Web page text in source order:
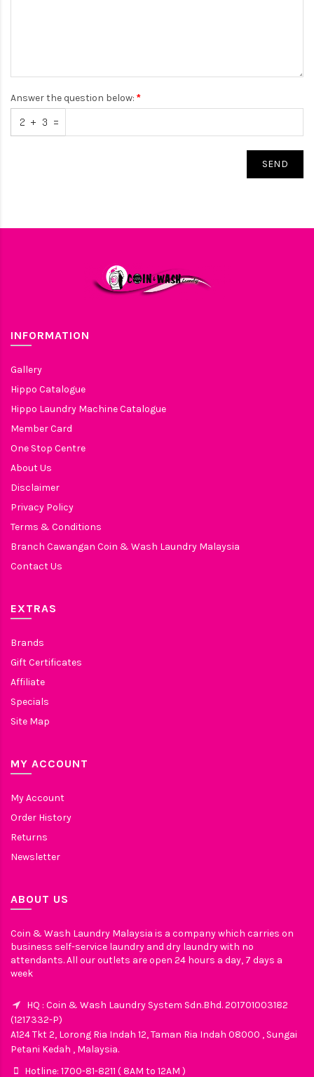
Answer the question below:
SEND
INFORMATION
Gallery
Hippo Catalogue
Hippo Laundry Machine Catalogue
Member Card
One Stop Centre
About Us
Disclaimer
Privacy Policy
Terms & Conditions
Branch Cawangan Coin & Wash Laundry Malaysia
Contact Us
EXTRAS
Brands
Gift Certificates
Affiliate
Specials
Site Map
MY ACCOUNT
My Account
Order History
Returns
Newsletter
ABOUT US
Coin & Wash Laundry Malaysia is a company which carries on
business self-service laundry and dry laundry with no
attendants. All our outlets are open 24 hours a day, 7 days a
week
HQ : Coin & Wash Laundry System Sdn.Bhd. 201701003182
(1217332-P)
A124 Tkt 2, Lorong Ria Indah 12, Taman Ria Indah 08000 , Sungai
Petani Kedah , Malaysia.
Hotline: 1700-81-8211 ( 8AM to 12AM )